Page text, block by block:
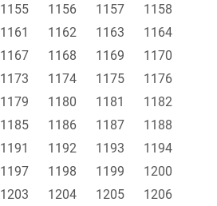
1155 1156 1157
1158
1161 1162 1163
1164
1167 1168 1169
1170
1173 1174 1175
1176
1179 1180 1181
1182
1185 1186 1187
1188
1191 1192 1193
1194
1197 1198 1199
1200
1203 1204 1205
1206